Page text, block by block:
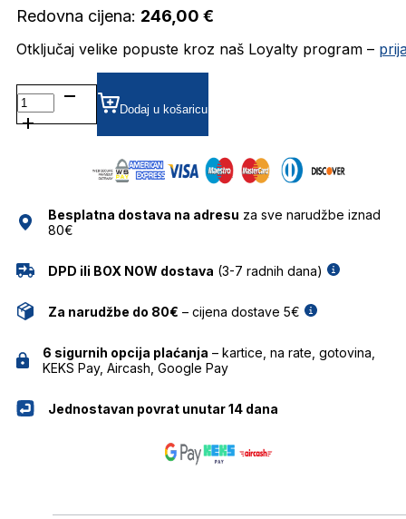
Redovna cijena: 246,00 €
Otključaj velike popuste kroz naš Loyalty program –
TH1863 DIOPTRIJSKI
OKVIRI
TOMMY
Dodaj u košaricu
Besplatna dostava na adresu za sve narudžbe iznad
80€
DPD ili BOX NOW dostava (3-7 radnih dana)
Za narudžbe do 80€ – cijena dostave 5€
6 sigurnih opcija plaćanja – kartice, na rate, gotovina,
KEKS Pay, Aircash, Google Pay
Jednostavan povrat unutar 14 dana